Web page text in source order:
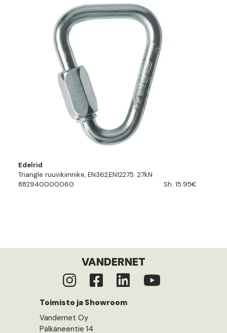
Edelrid
Triangle ruuvikiinnike, EN362,EN12275. 27kN
882940000060
Sh. 15.95€
VANDERNET
Toimisto ja Showroom
Vandernet Oy
Pälkäneentie 14